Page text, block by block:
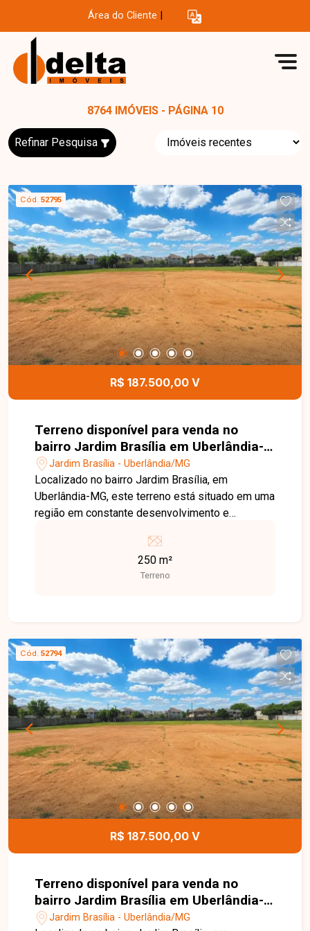
Área do Cliente
8764 IMÓVEIS - PÁGINA 10
Refinar Pesquisa
Cód. 52795
R$ 187.500,00 V
Terreno disponível para venda no
bairro Jardim Brasília em Uberlândia-
MGJardim Brasília - Uberlândia/MG
Localizado no bairro Jardim Brasília, em
Uberlândia-MG, este terreno está situado em uma
região em constante desenvolvimento e
da cidade e próximo a supermercados, escolas,
farmácias, comércios e diversos serviços,
proporcionando praticidade e excelente potencial
oferece excelente aproveitamento para projetos
residenciais, proporcionando espaço ideal para a
construção da casa dos seus sonhos ou para
investimento em uma região com grande
potencial de valorização. Esta é uma excelente
oportunidade para adquirir um terreno bem
localizado no bairro Jardim Brasília. Agende uma
visita e venha conhecer todos os detalhes deste
imóvel.
250 m²
Terreno
Cód. 52794
R$ 187.500,00 V
Terreno disponível para venda no
bairro Jardim Brasília em Uberlândia-
MGJardim Brasília - Uberlândia/MG